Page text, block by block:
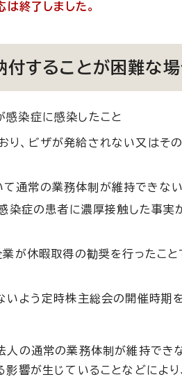
終了しました。
することが困難な場
感染症に感染したこと
り、ビザが発給されない又はそ
通常の業務体制が維持できない
染症の患者に濃厚接触した事実
が休暇取得の勧奨を行ったこと
よう定時株主総会の開催時期
の通常の業務体制が維持でき
響が生じていることなどにより